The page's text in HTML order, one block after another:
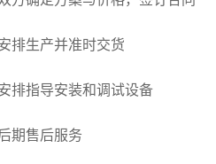
生产并准时交货
指导安装和调试设备
售后服务